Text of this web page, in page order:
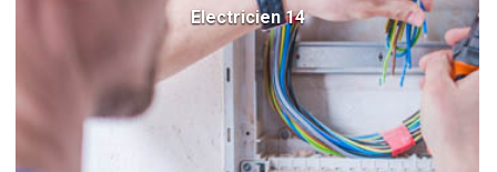
Electricien 14